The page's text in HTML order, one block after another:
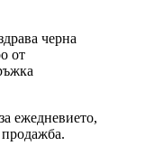
черна
от
ежедневието,